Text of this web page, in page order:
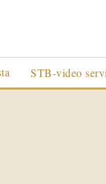
STB-video